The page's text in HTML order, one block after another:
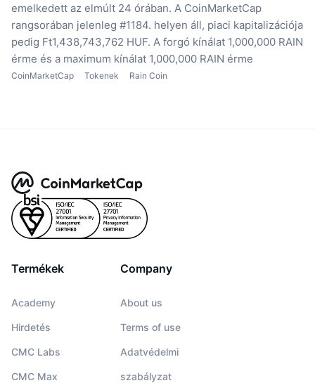
emelkedett az elmúlt 24 órában. A CoinMarketCap
rangsorában jelenleg #1184. helyen áll, piaci kapitalizációja
pedig Ft1,438,743,762 HUF. A forgó kínálat 1,000,000 RAIN
érme és a maximum kínálat 1,000,000 RAIN érme
CoinMarketCap Tokenek Rain Coin
Termékek
Academy
Hirdetés
CMC Labs
CMC Max
Company
About us
Terms of use
Adatvédelmi
szabályzat